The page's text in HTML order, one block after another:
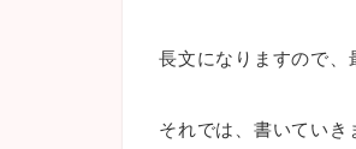
長文になりますので
それでは、書いていき